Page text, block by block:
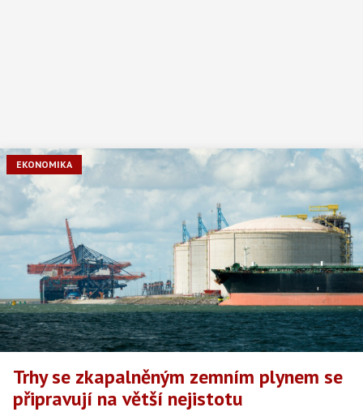
EKONOMIKA
Trhy se zkapalněným zemním plynem se
připravují na větší nejistotu